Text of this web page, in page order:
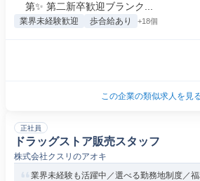
第✨ 第二新卒歓迎ブランク...
業界未経験歓迎 歩合給あり +18個
この企業の類似求人を見
正社員
ドラッグストア販売スタッフ
株式会社クスリのアオキ
業界未経験も活躍中／選べる勤務地制度／